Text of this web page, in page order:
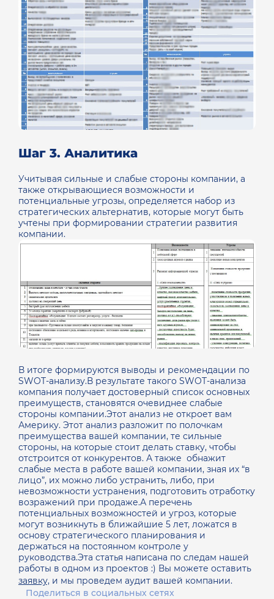
Шаг 3. Аналитика
Учитывая сильные и слабые стороны компании, а
также открывающиеся возможности и
потенциальные угрозы, определяется набор из
стратегических альтернатив, которые могут быть
учтены при формировании стратегии развития
компании.
В итоге формируются выводы и рекомендации по
SWOT-анализу.В результате такого SWOT-анализа
компания получает достоверный список основных
преимуществ, становятся очевиднее слабые
стороны компании.Этот анализ не откроет вам
Америку. Этот анализ разложит по полочкам
преимущества вашей компании, те сильные
стороны, на которые стоит делать ставку, чтобы
отстроится от конкурентов. А также обнажит
слабые места в работе вашей компании, зная их “в
лицо”, их можно либо устранить, либо, при
невозможности устранения, подготовить отработку
возражений при продаже.А перечень
потенциальных возможностей и угроз, которые
могут возникнуть в ближайшие 5 лет, ложатся в
основу стратегического планирования и
держаться на постоянном контроле у
руководства.Эта статья написана по следам нашей
работы в одном из проектов :) Вы можете оставить
заявку, и мы проведем аудит вашей компании.
Поделиться в социальных сетях